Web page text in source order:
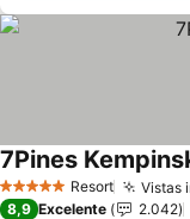
5 Estrelas Resort Vistas
7Pines
8,9 Excelente 2.042